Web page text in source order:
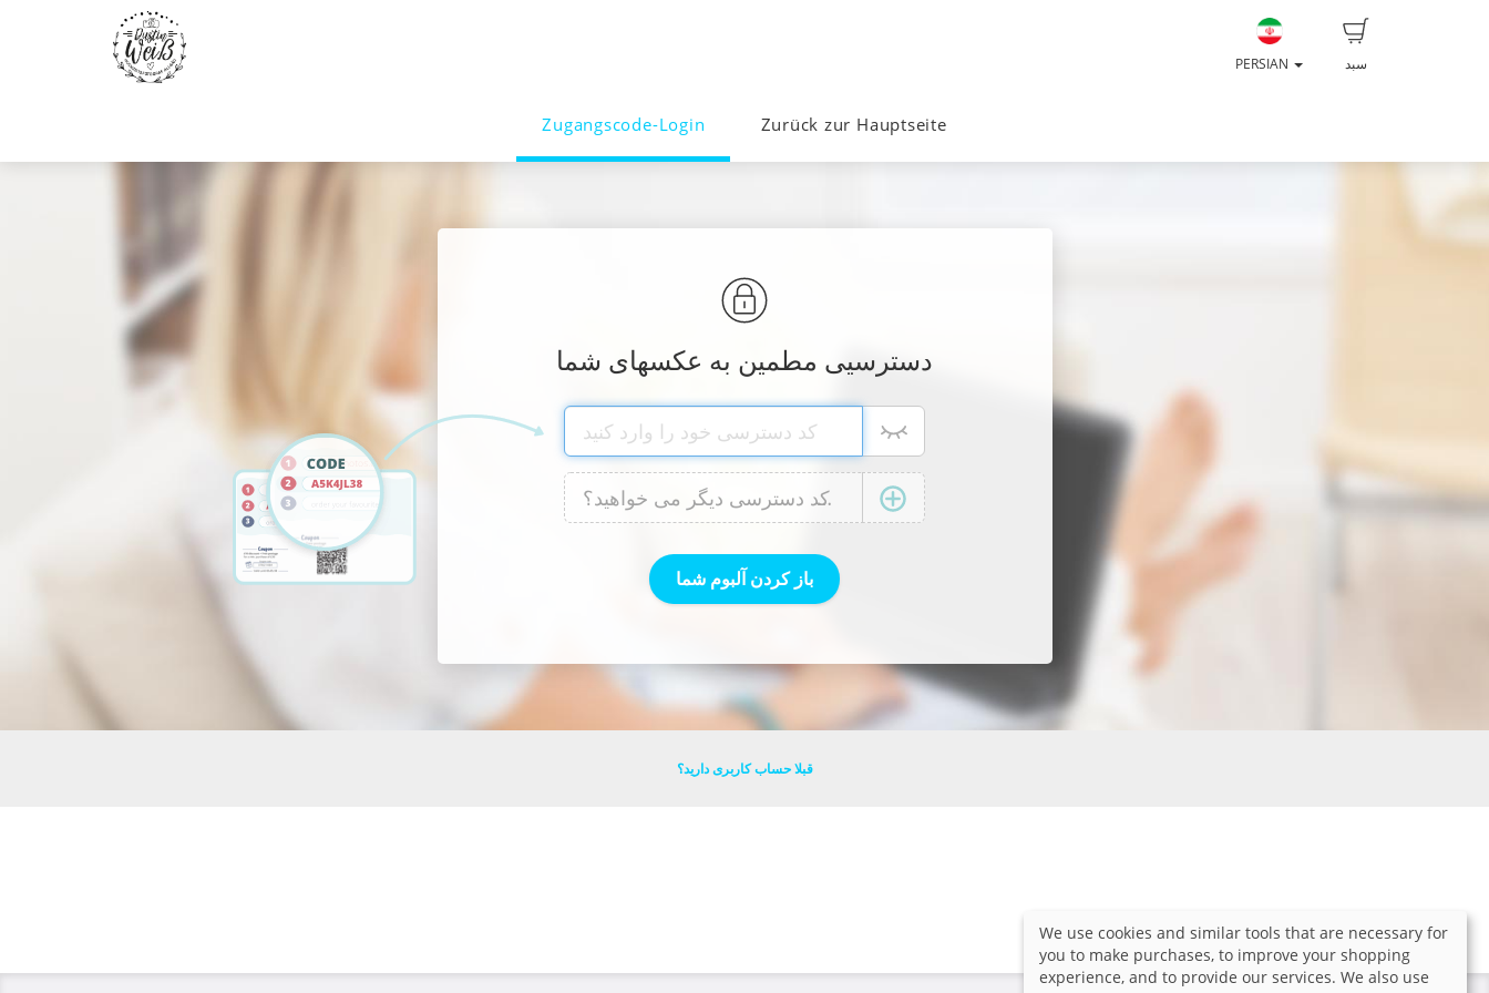
سبد PERSIAN
Zugangscode-Login Zurück zur Hauptseite
دسترسیی مطمین به عکسهای شما
قبلا حساب کاربری دارید؟
We use cookies and similar tools that are necessary for
you to make purchases, to improve your shopping
experience, and to provide our services. We also use